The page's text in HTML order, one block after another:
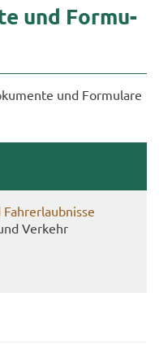
und For­mu­
und For­mu­la­re
Ver­kehr